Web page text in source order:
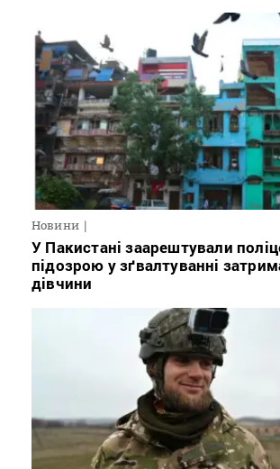
Новини
У Пакистані заарештували
підозрою у зґвалтуванні
дівчини